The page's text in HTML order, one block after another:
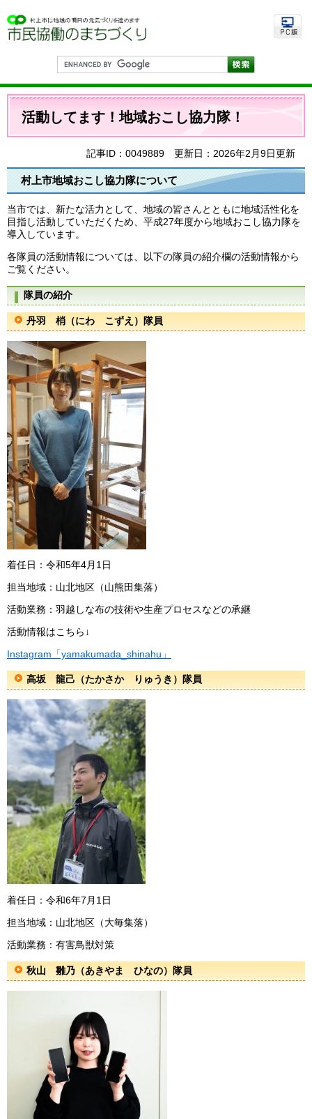
ー
ジ
の
す
ニ
ュ
ー
し
G
o
o
g
e
ス
ム
検
索
本
活動してます！地域おこし協力隊！
記事ID：0049889 更新日：2026年2月9日更新
村上市地域おこし協力隊について
当市では、新たな活力として、地域の皆さんとともに地域活性化を
目指し活動していただくため、平成27年度から地域おこし協力隊を
導入しています。
各隊員の活動情報については、以下の隊員の紹介欄の活動情報から
ご覧ください。
隊員の紹介
丹羽 梢（にわ こずえ）隊員
着任日：令和5年4月1日
担当地域：山北地区（山熊田集落）
活動業務：羽越しな布の技術や生産プロセスなどの承継
活動情報はこちら↓
Instagram「yamakumada_shinahu」
高坂 龍己（たかさか りゅうき）隊員
着任日：令和6年7月1日
担当地域：山北地区（大毎集落）
活動業務：有害鳥獣対策
秋山 雛乃（あきやま ひなの）隊員